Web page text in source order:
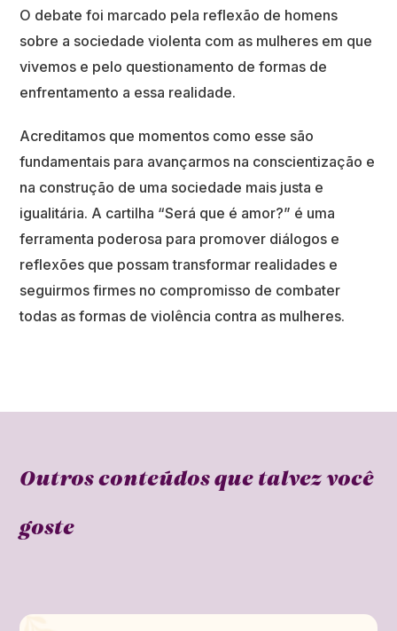
O debate foi marcado pela reflexão de homens
sobre a sociedade violenta com as mulheres em que
vivemos e pelo questionamento de formas de
enfrentamento a essa realidade.
Acreditamos que momentos como esse são
fundamentais para avançarmos na conscientização e
na construção de uma sociedade mais justa e
igualitária. A cartilha “Será que é amor?” é uma
ferramenta poderosa para promover diálogos e
reflexões que possam transformar realidades e
seguirmos firmes no compromisso de combater
todas as formas de violência contra as mulheres.
Outros conteúdos que talvez você
goste